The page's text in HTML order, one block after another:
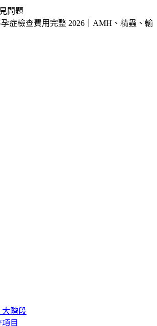
問題
孕症檢查費用完整 2026｜AMH、精蟲、輸
大階段
目